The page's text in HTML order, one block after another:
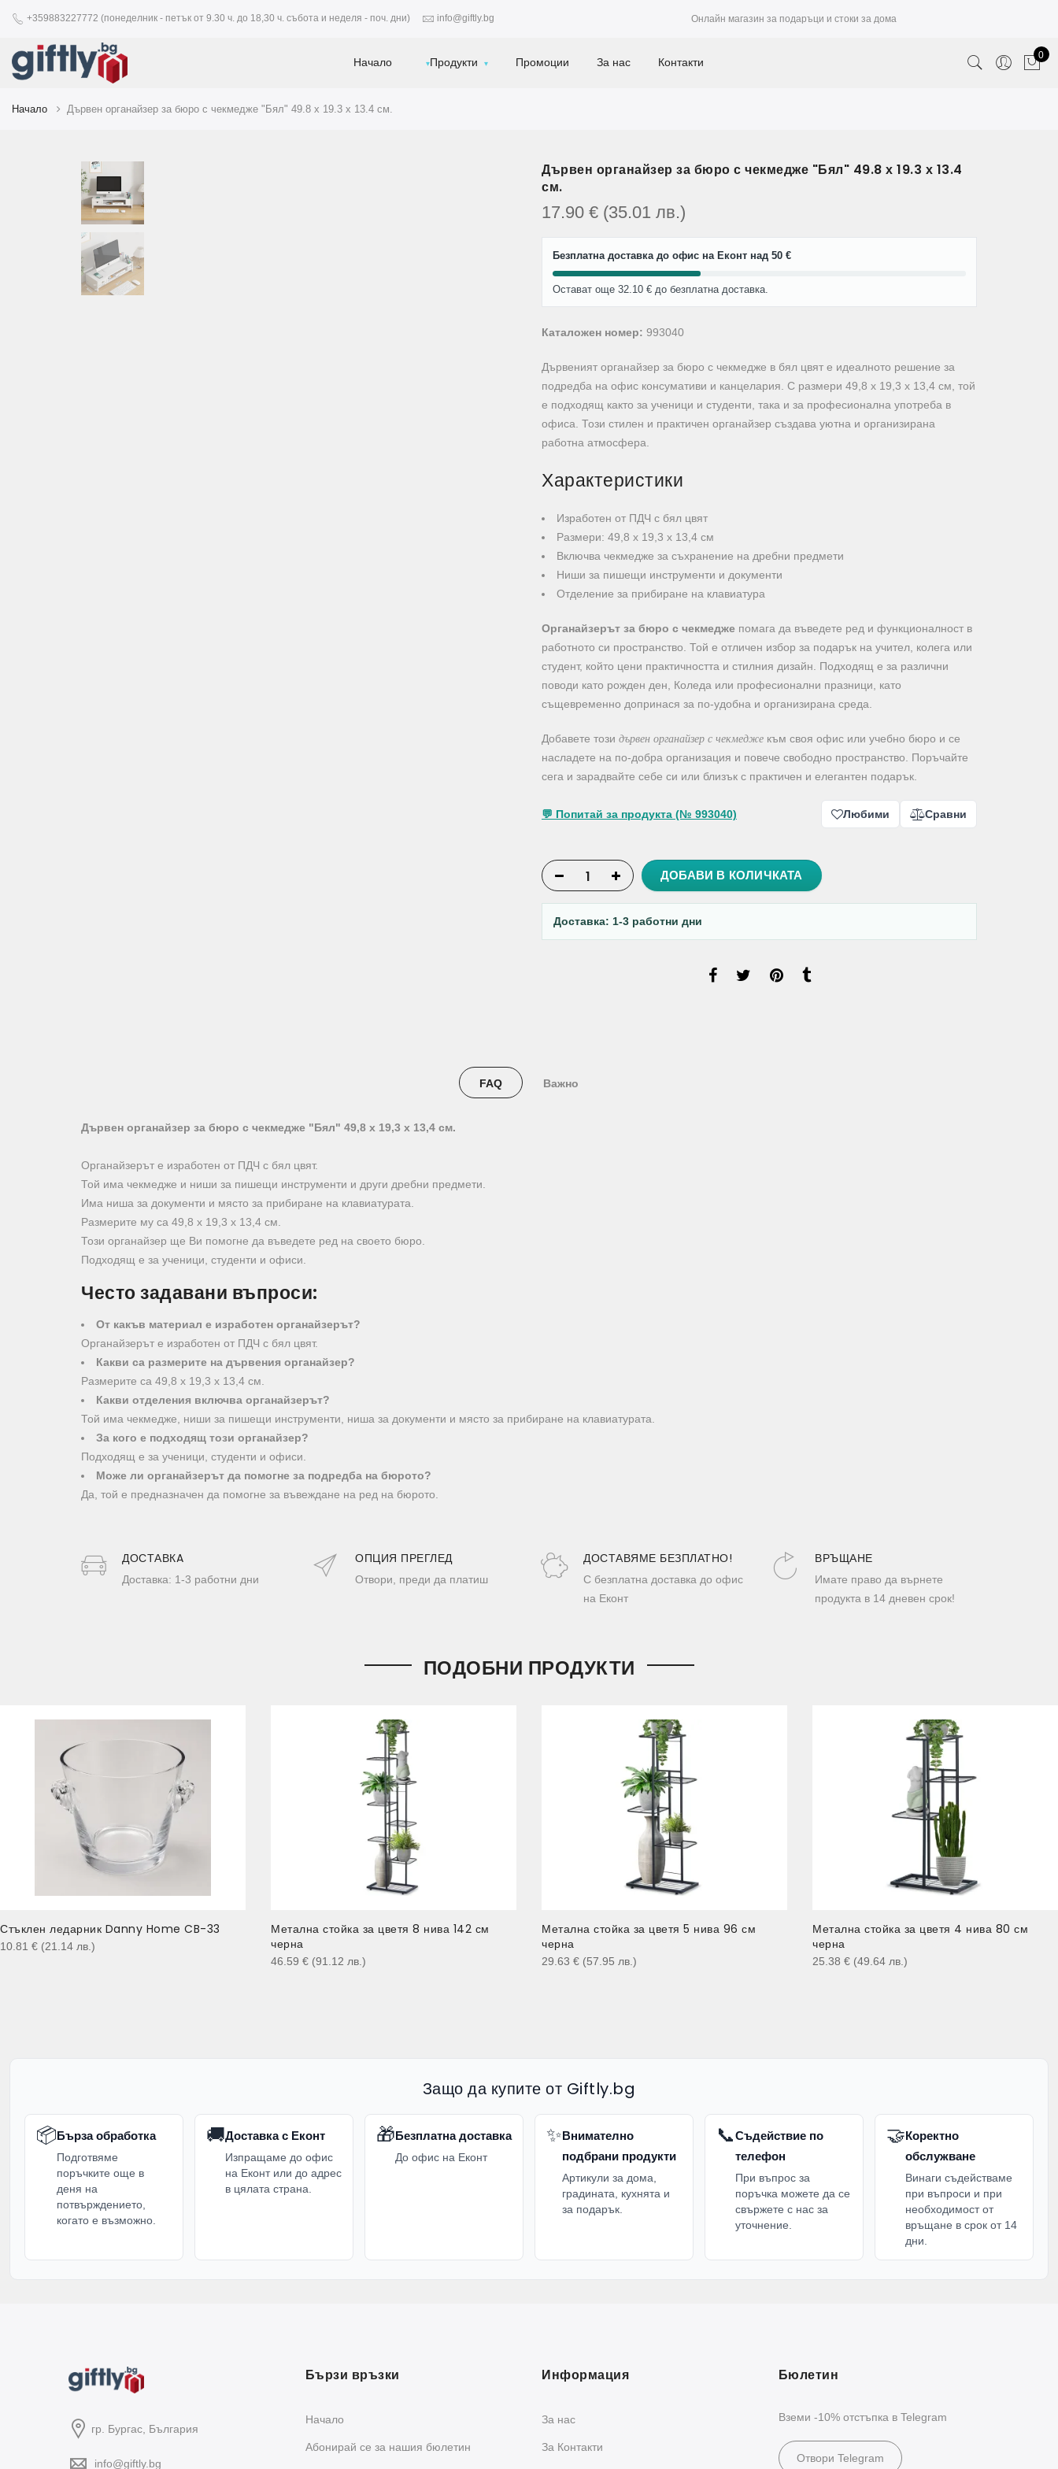
+359883227772 (понеделник - петък от 9.30 ч. до 18,30 ч. събота и неделя - поч. дни) info@giftly.bg Онлайн магазин за подаръци и стоки за дома
Начало Продукти Промоции За нас Контакти 0
Начало Дървен органайзер за бюро с чекмедже "Бял" 49.8 х 19.3 х 13.4 см.
Дървен органайзер за бюро с чекмедже "Бял" 49.8 х 19.3 х 13.4
см.
17.90 € (35.01 лв.)
Безплатна доставка до офис на Еконт над 50 €
Остават още 32.10 € до безплатна доставка.
Каталожен номер: 993040
Дървеният органайзер за бюро с чекмедже в бял цвят е идеалното решение за
подредба на офис консумативи и канцелария. С размери 49,8 х 19,3 х 13,4 см, той
е подходящ както за ученици и студенти, така и за професионална употреба в
офиса. Този стилен и практичен органайзер създава уютна и организирана
работна атмосфера.
Характеристики
Изработен от ПДЧ с бял цвят
Размери: 49,8 х 19,3 х 13,4 см
Включва чекмедже за съхранение на дребни предмети
Ниши за пишещи инструменти и документи
Отделение за прибиране на клавиатура
Органайзерът за бюро с чекмедже помага да въведете ред и функционалност в
работното си пространство. Той е отличен избор за подарък на учител, колега или
студент, който цени практичността и стилния дизайн. Подходящ е за различни
поводи като рожден ден, Коледа или професионални празници, като
същевременно допринася за по-удобна и организирана среда.
Добавете този дървен органайзер с чекмедже към своя офис или учебно бюро и се
насладете на по-добра организация и повече свободно пространство. Поръчайте
сега и зарадвайте себе си или близък с практичен и елегантен подарък.
💬 Попитай за продукта (№ 993040) Любими Сравни
ДОБАВИ В КОЛИЧКАТА
Доставка: 1-3 работни дни
FAQ Важно
Дървен органайзер за бюро с чекмедже "Бял" 49,8 х 19,3 х 13,4 см.
Органайзерът е изработен от ПДЧ с бял цвят.
Той има чекмедже и ниши за пишещи инструменти и други дребни предмети.
Има ниша за документи и място за прибиране на клавиатурата.
Размерите му са 49,8 х 19,3 х 13,4 см.
Този органайзер ще Ви помогне да въведете ред на своето бюро.
Подходящ е за ученици, студенти и офиси.
Често задавани въпроси:
От какъв материал е изработен органайзерът?
Органайзерът е изработен от ПДЧ с бял цвят.
Какви са размерите на дървения органайзер?
Размерите са 49,8 х 19,3 х 13,4 см.
Какви отделения включва органайзерът?
Той има чекмедже, ниши за пишещи инструменти, ниша за документи и място за прибиране на клавиатурата.
За кого е подходящ този органайзер?
Подходящ е за ученици, студенти и офиси.
Може ли органайзерът да помогне за подредба на бюрото?
Да, той е предназначен да помогне за въвеждане на ред на бюрото.
ДОСТАВКA
Доставка: 1-3 работни дни
ОПЦИЯ ПРЕГЛЕД
Отвори, преди да платиш
ДОСТАВЯМЕ БЕЗПЛАТНО!
С безплатна доставка до офис
на Еконт
ВРЪЩАНЕ
Имате право да върнете
продукта в 14 дневен срок!
ПОДОБНИ ПРОДУКТИ
Стъклен ледарник Danny Home CB-33
10.81 € (21.14 лв. )
Метална стойка за цветя 8 нива 142 см
черна
46.59 € (91.12 лв. )
Метална стойка за цветя 5 нива 96 см
черна
29.63 € (57.95 лв. )
Метална стойка за цветя 4 нива 80 см
черна
25.38 € (49.64 лв. )
Защо да купите от Giftly.bg
📦Бърза обработка
Подготвяме
поръчките още в
деня на
потвърждението,
когато е възможно.
🚚Доставка с Еконт
Изпращаме до офис
на Еконт или до адрес
в цялата страна.
🎁Безплатна доставка
До офис на Еконт
✨Внимателно
подбрани продукти
Артикули за дома,
градината, кухнята и
за подарък.
📞Съдействие по
телефон
При въпрос за
поръчка можете да се
свържете с нас за
уточнение.
🤝Коректно
обслужване
Винаги съдействаме
при въпроси и при
необходимост от
връщане в срок от 14
дни.
гр. Бургас, България
info@giftly.bg
Бързи връзки
Начало
Абонирай се за нашия бюлетин
Информация
За нас
За Контакти
Бюлетин
Вземи -10% отстъпка в Telegram
Отвори Telegram